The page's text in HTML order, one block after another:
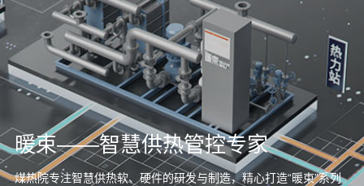
暖束——智慧供热管控专家
煤热院专注智慧供热软、硬件的研发与制造，精心打造“暖束”系列